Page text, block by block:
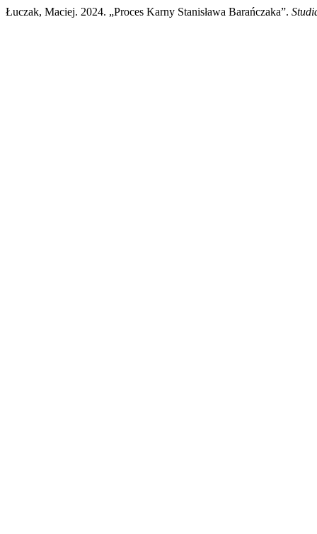
Łuczak, Maciej. 2024. „Proces Karny Stanisława Barańczaka”.